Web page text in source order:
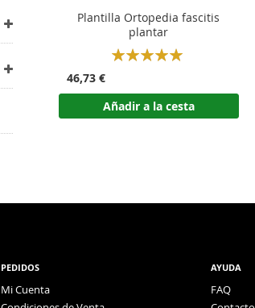
Plantilla Ortopedia fascitis
plantar
Rating:
46,73 €
Añadir a la cesta
PEDIDOS
Mi Cuenta
AYUDA
FAQ